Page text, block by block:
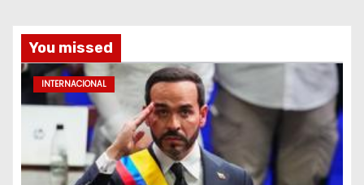
You missed
INTERNACIONAL